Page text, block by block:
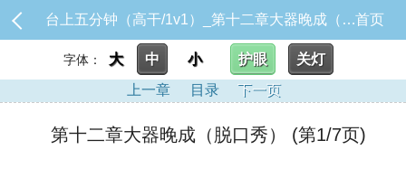
台上五分钟（高干/1v1）_第十二章大器晚成（脱口秀）首页
字体： 大 中 小 护眼
关灯
上一章
目录 下一页
第十二章大器晚成（脱口秀） (第1/7页)